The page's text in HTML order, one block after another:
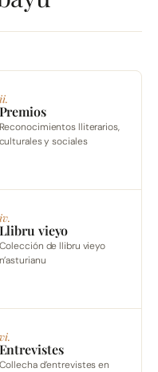
ii.
Premios
Reconocimientos lliterarios,
culturales y sociales
iv.
Llibru vieyo
Colección de llibru vieyo
n’asturianu
vi.
Entrevistes
Collecha d’entrevistes en